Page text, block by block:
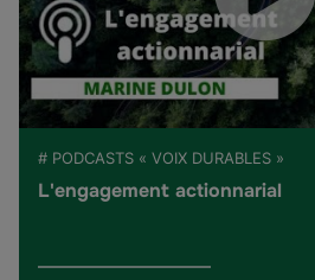
# PODCASTS « VOIX DURABLES »
L'engagement actionnarial